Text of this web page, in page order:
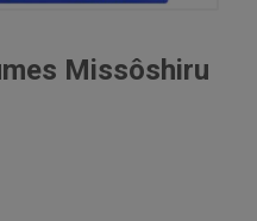
Missôshiru